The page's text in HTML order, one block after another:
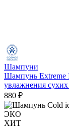
Шампуни
Шампунь Extreme
увлажнения
880 ₽
ЭКО
ХИТ